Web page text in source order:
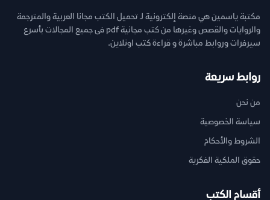
مكتبة ياسمين هي منصة إلكترونية لـ تحميل الكتب مجانا العربية والمترجمة
والروايات والقصص وغيرها من كتب مجانية pdf فى جميع المجالات بأسرع
سيرفرات وروابط مباشرة و قراءة كتب اونلاين.
روابط سريعة
من نحن
سياسة الخصوصية
الشروط والأحكام
حقوق الملكية الفكرية
أقسام الكتب